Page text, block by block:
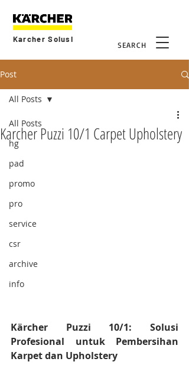
SEARCH
Karcher Solusi
Post
All Posts
hg
pad
promo
pro
service
csr
archive
info
All Posts
Karcher Puzzi 10/1 Carpet Upholstery
Kärcher Puzzi 10/1: Solusi
Profesional untuk Pembersihan
Karpet dan Upholstery